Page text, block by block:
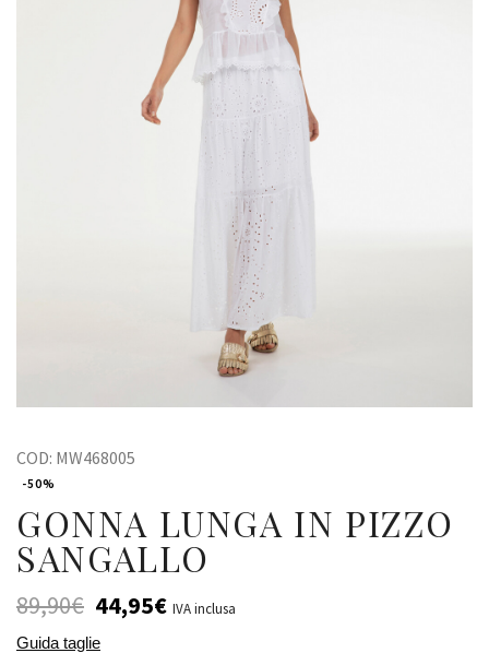
COD: MW468005
-50%
GONNA LUNGA IN PIZZO
SANGALLO
89,90€ 44,95€ IVA inclusa
Guida taglie